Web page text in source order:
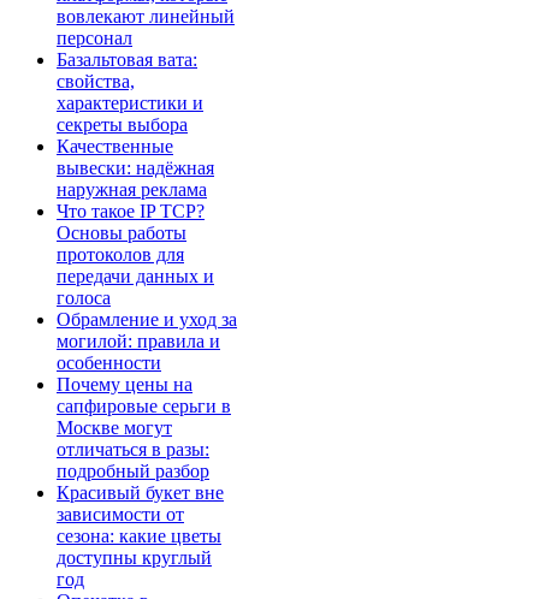
вовлекают линейный
персонал
Базальтовая вата:
свойства,
характеристики и
секреты выбора
Качественные
вывески: надёжная
наружная реклама
Что такое IP TCP?
Основы работы
протоколов для
передачи данных и
голоса
Обрамление и уход за
могилой: правила и
особенности
Почему цены на
сапфировые серьги в
Москве могут
отличаться в разы:
подробный разбор
Красивый букет вне
зависимости от
сезона: какие цветы
доступны круглый
год